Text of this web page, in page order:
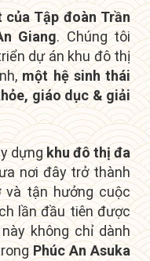
Tập đoàn Trần
Giang. Chúng tôi
dự án khu đô thị
một hệ sinh thái
giáo dục & giải
dựng khu đô thị đa
nơi đâytrở thành
tận hưởng cuộc
lần đầu tiên được
không chỉ dành
Phúc An Asuka